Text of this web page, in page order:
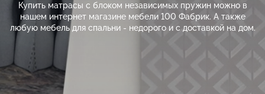
Купить матрасы с блоком независимых пружин можно в
нашем интернет магазине мебели 100 Фабрик. А также
любую мебель для спальни - недорого и с доставкой на дом.